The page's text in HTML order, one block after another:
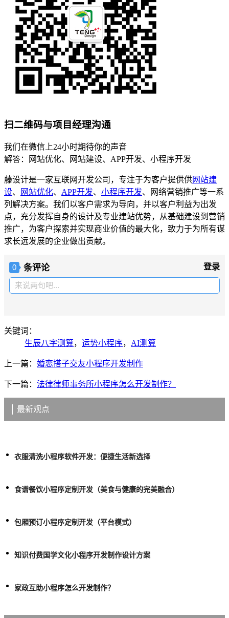
扫二维码与项目经理沟通
我们在微信上24小时期待你的声音
解答：网站优化、网站建设、APP开发、小程序开发
藤设计是一家互联网开发公司，专注于为客户提供供网站建
设、 网站优化、 APP开发、 小程序开发、网络营销推广等一系
列解决方案。我们以客户需求为导向，并以客户利益为出发
点，充分发挥自身的设计及专业建站优势，从基础建设到营销
推广，为客户探索并实现商业价值的最大化，致力于为所有谋
求长远发展的企业做出贡献。
0 条评论 登录
来说两句吧...
关键词：
生辰八字测算， 运势小程序， AI测算
上一篇： 婚恋搭子交友小程序开发制作
下一篇： 法律律师事务所小程序怎么开发制作？
最新观点
衣服清洗小程序软件开发：便捷生活新选择
食谱餐饮小程序定制开发（美食与健康的完美融合）
包厢预订小程序定制开发（平台模式）
知识付费国学文化小程序开发制作设计方案
家政互助小程序怎么开发制作？